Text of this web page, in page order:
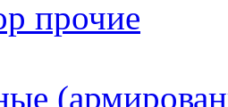
прочие